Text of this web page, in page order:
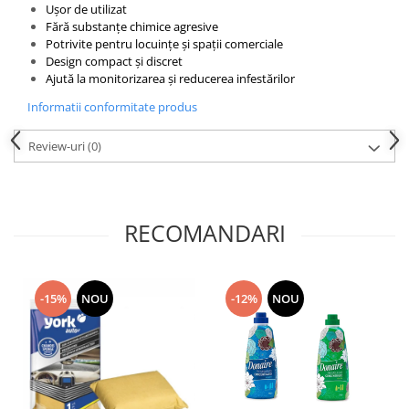
toalete portabile
Solutii curatare si intretinere
terase exterioare
Solutii curatare si intretinere
mobilier gradina
Solutii de curatare si intretinere
gratare exterioare si seminee
Doze odorizante spray SPRING AIR
Dispensere pentru doze
odorizante spray SPRING AIR
Odorizanti ambientali si tesaturi
SPRING AIR
Saculeti parfumati si pliculete
antimolii
Ușor de utilizat
Fără substanțe chimice agresive
Potrivite pentru locuințe și spații comerciale
Design compact și discret
Ajută la monitorizarea și reducerea infestărilor
Informatii conformitate produs
Review-uri(0)
RECOMANDARI
-15% NOU -12% NOU